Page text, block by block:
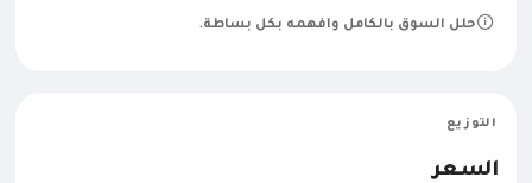
حلل السوق بالكامل وافهمه بكل بساطة.
التوزيع
السعر